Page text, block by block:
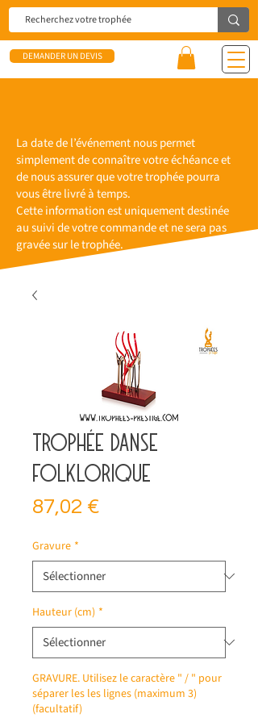
DEMANDER UN DEVIS
La date de l’événement nous permet
simplement de connaître votre échéance et
de nous assurer que votre trophée pourra
vous être livré à temps.
Cette information est uniquement destinée
au suivi de votre commande et ne sera pas
gravée sur le trophée.
Trophée danse
folklorique
87,02 €
Gravure *
Hauteur (cm) *
GRAVURE. Utilisez le caractère " / " pour
séparer les les lignes (maximum 3)
(facultatif)